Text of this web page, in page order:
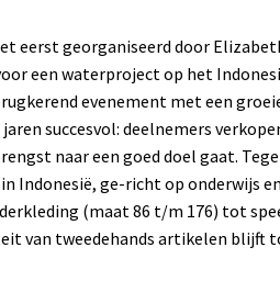
eerst georganiseerd door
een waterproject op het
evenement met een
succesvol: deelnemers
naar een goed doel gaat.
Indonesië, ge-richt op onderwijs
(maat 86 t/m 176) tot
van tweedehands artikelen blijft